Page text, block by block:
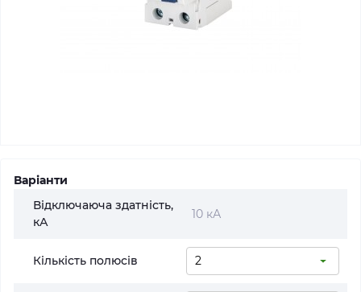
Варіанти
Відключаюча здатність,
кА
10 кА
Кількість полюсів